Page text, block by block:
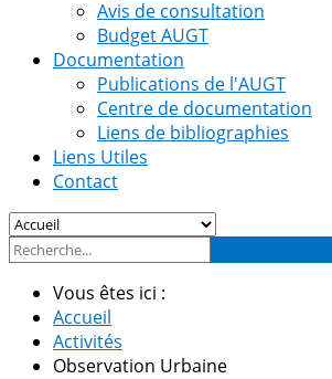
Avis de consultation
Budget AUGT
Documentation
Publications de l'AUGT
Centre de documentation
Liens de bibliographies
Liens Utiles
Contact
Vous êtes ici :
Accueil
Activités
Observation Urbaine